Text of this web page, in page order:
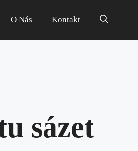
O Nás Kontakt
sázet